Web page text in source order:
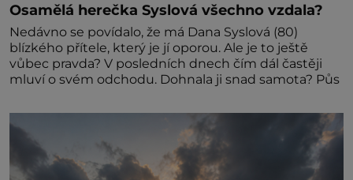
Osamělá herečka Syslová všechno vzdala?
Nedávno se povídalo, že má Dana Syslová (80)
blízkého přítele, který je jí oporou. Ale je to ještě
vůbec pravda? V posledních dnech čím dál častěji
mluví o svém odchodu. Dohnala ji snad samota? Půs